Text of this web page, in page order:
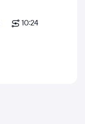
10:24